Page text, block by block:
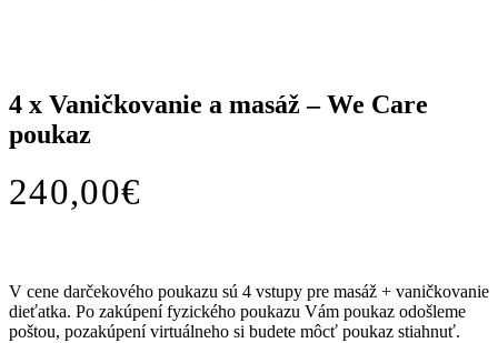
4 x Vaničkovanie a masáž – We Care
poukaz
240,00€
V cene darčekového poukazu sú 4 vstupy pre masáž + vaničkovanie
dieťatka. Po zakúpení fyzického poukazu Vám poukaz odošleme
poštou, pozakúpení virtuálneho si budete môcť poukaz stiahnuť.